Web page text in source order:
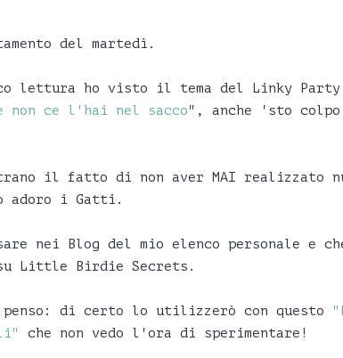
del martedì.
lettura ho visto il tema del Linky
non ce l'hai nel sacco", anche 'sto colpo
il fatto di non aver MAI realizzato
adoro i Gatti.
nei Blog del mio elenco personale e
Little Birdie Secrets.
di certo lo utilizzerò con questo
che non vedo l'ora di sperimentare!